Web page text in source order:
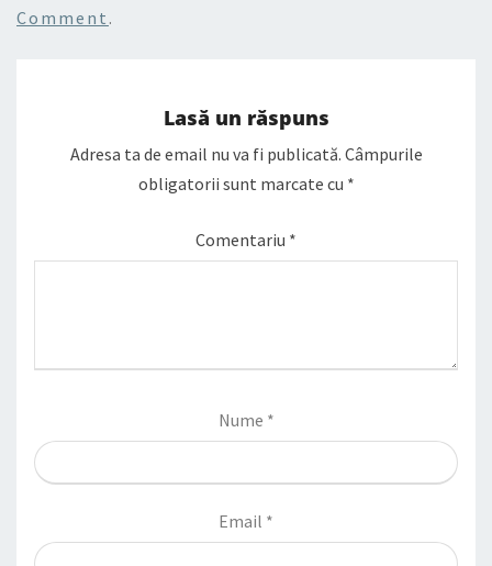
Comment .
Lasă un răspuns
Adresa ta de email nu va fi publicată. Câmpurile
obligatorii sunt marcate cu *
Comentariu *
Nume *
Email *